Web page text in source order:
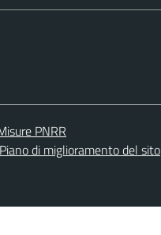
PNRR
Piano di miglioramento del sito